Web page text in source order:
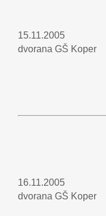
15.11.2005
dvorana GŠ Koper
16.11.2005
dvorana GŠ Koper